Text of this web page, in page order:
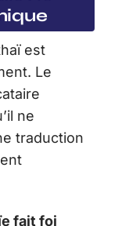
est
Le
ne
traduction
fait foi